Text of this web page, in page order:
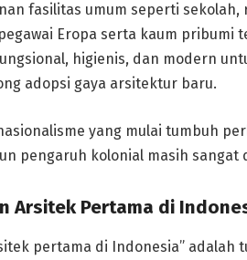
fasilitas umum seperti
Eropa serta kaum
higienis, dan modern
adopsi gaya arsitektur baru.
yang mulai tumbuh
pengaruh kolonial masih
Arsitek Pertama di
pertama di Indonesia” adalah